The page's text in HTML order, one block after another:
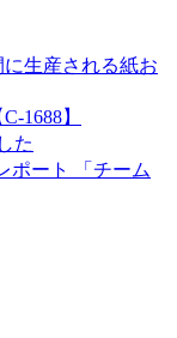
生産される紙お
1688】
た
ポート 「チーム